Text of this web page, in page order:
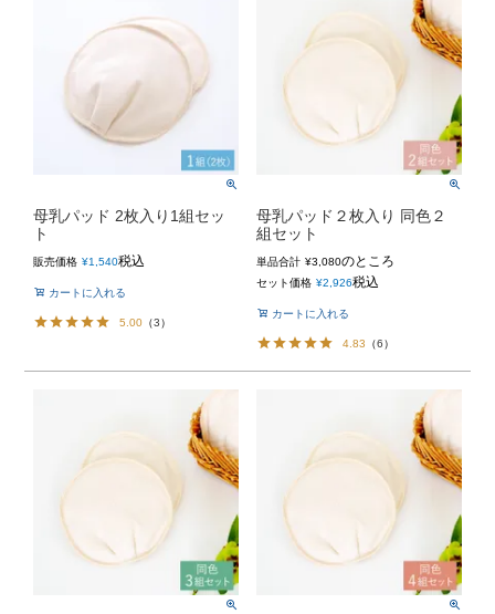
母乳パッド 2枚入り1組セッ
ト
販売価格 ¥1,540税込
カートに入れる
5.00 （3）
母乳パッド２枚入り 同色２
組セット
単品合計 ¥3,080のところ
セット価格 ¥2,926税込
カートに入れる
4.83 （6）